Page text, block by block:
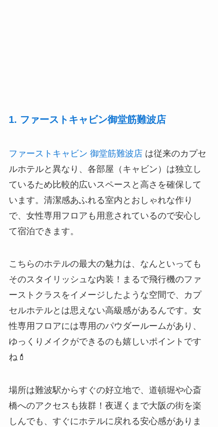
1. ファーストキャビン御堂筋難波店
ファーストキャビン 御堂筋難波店 は従来のカプセ
ルホテルと異なり、各部屋（キャビン）は独立し
ているため比較的広いスペースと高さを確保して
います。清潔感あふれる室内とおしゃれな作り
で、女性専用フロアも用意されているので安心し
て宿泊できます。
こちらのホテルの最大の魅力は、なんといっても
そのスタイリッシュな内装！まるで飛行機のファ
ーストクラスをイメージしたような空間で、カプ
セルホテルとは思えない高級感があるんです。女
性専用フロアには専用のパウダールームがあり、
ゆっくりメイクができるのも嬉しいポイントです
ね💄
場所は難波駅からすぐの好立地で、道頓堀や心斎
橋へのアクセスも抜群！夜遅くまで大阪の街を楽
しんでも、すぐにホテルに戻れる安心感がありま